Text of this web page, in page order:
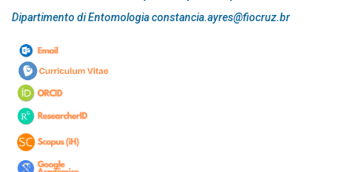
Dipartimento di Entomologia constancia.ayres@fiocruz.br